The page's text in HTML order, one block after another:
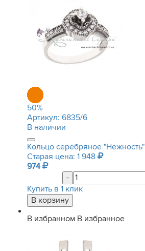
50%
Артикул: 6835/6
В наличии
Кольцо серебряное "Нежность"
Старая цена: 1 948
974
-
Купить в 1 клик
В избранном В избранное